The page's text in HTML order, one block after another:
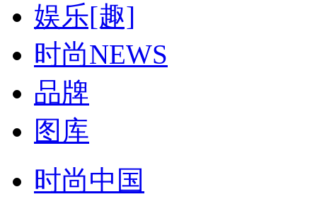
娱乐[趣]
时尚NEWS
品牌
图库
时尚中国